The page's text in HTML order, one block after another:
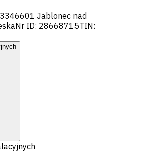
46601 Jablonec nad
Nr ID: 28668715TIN: